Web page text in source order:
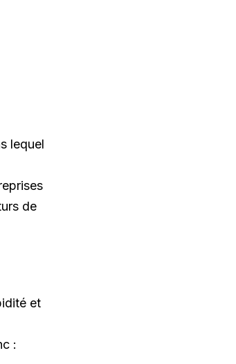
lequel
de
et
: